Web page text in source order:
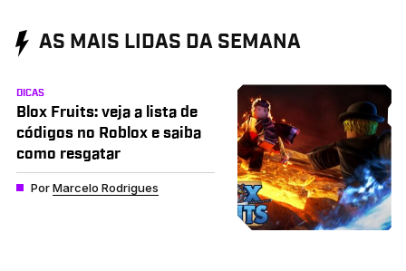
AS MAIS LIDAS DA SEMANA
DICAS
Blox Fruits: veja a lista de
códigos no Roblox e saiba
como resgatar
PorMarcelo Rodrigues